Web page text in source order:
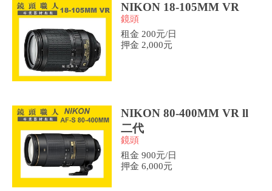
NIKON 18-105MM VR
鏡頭
租金 200元/日
押金 2,000元
NIKON 80-400MM VR ll
二代
鏡頭
租金 900元/日
押金 6,000元